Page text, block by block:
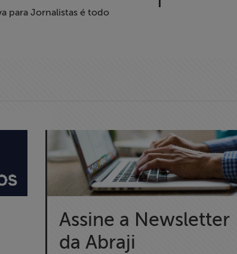
para Jornalistas é todo
Assine a Newsletter
da Abraji